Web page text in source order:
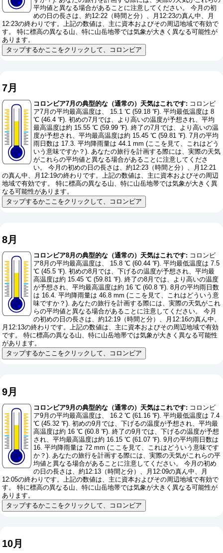
平均値と異なる場合があることに注意してください。 今月の初
めの日の長さは、約12:22（時間と分）、月12:23の真ん中、月
12:23の終わりです。上記の数値は、主に資本およびその周辺地域で有効で
す。 特に標高の異なる山、特に山岳地帯では気象が大きく異なる可能性が
あります。
タップするかここをクリックして、コロンビア
7月
コロンビア7月の典型的な（通常の）天気はこれです: コロンビ
ア7月の平均最高温度は、 15.1 ℃ (59.18 ℉). 平均最低温度は 8
℃ (46.4 ℉). 初めの7月では、より高いの温度が予想され、平均
最高温度は約 15.55 ℃ (59.99 ℉). 終了の7月では、より高いの温
度が予想され、平均最高温度は約 15.45 ℃ (59.81 ℉). 7月の平均
雨日数は 17.3. 平均降雨量は 44.1 mm (ここを見て、これはどう
いう意味ですか？). あなたの旅行を計画する際には、実際の天気
がこれらの平均値と異なる場合があることに注意してくださ
い。 今月の初めの日の長さは、約12:23（時間と分）、月12:21
の真ん中、月12:19の終わりです。上記の数値は、主に資本およびその周辺
地域で有効です。 特に標高の異なる山、特に山岳地帯では気象が大きく異
なる可能性があります。
タップするかここをクリックして、コロンビア
8月
コロンビア8月の典型的な（通常の）天気はこれです: コロンビ
ア8月の平均最高温度は、 15.8 ℃ (60.44 ℉). 平均最低温度は 7.5
℃ (45.5 ℉). 初めの8月では、下げるの温度が予想され、平均最
高温度は約 15.45 ℃ (59.81 ℉). 終了の8月では、より高いの温度
が予想され、平均最高温度は約 16 ℃ (60.8 ℉). 8月の平均雨日数
は 16.4. 平均降雨量は 46.8 mm (ここを見て、これはどういう意
味ですか？). あなたの旅行を計画する際には、実際の天気がこれ
らの平均値と異なる場合があることに注意してください。 今月
の初めの日の長さは、約12:19（時間と分）、月12:16の真ん中、
月12:13の終わりです。上記の数値は、主に資本およびその周辺地域で有効
です。 特に標高の異なる山、特に山岳地帯では気象が大きく異なる可能性
があります。
タップするかここをクリックして、コロンビア
9月
コロンビア9月の典型的な（通常の）天気はこれです: コロンビ
ア9月の平均最高温度は、 16.2 ℃ (61.16 ℉). 平均最低温度は 7.4
℃ (45.32 ℉). 初めの9月では、下げるの温度が予想され、平均最
高温度は約 16 ℃ (60.8 ℉). 終了の9月では、下げるの温度が予想
され、平均最高温度は約 16.15 ℃ (61.07 ℉). 9月の平均雨日数は
16. 平均降雨量は 72 mm ( ここを見て、これはどういう意味です
か？). あなたの旅行を計画する際には、実際の天気がこれらの平
均値と異なる場合があることに注意してください。 今月の初め
の日の長さは、約12:13（時間と分）、月12:09の真ん中、月
12:05の終わりです。上記の数値は、主に資本およびその周辺地域で有効で
す。 特に標高の異なる山、特に山岳地帯では気象が大きく異なる可能性が
あります。
タップするかここをクリックして、コロンビア
10月